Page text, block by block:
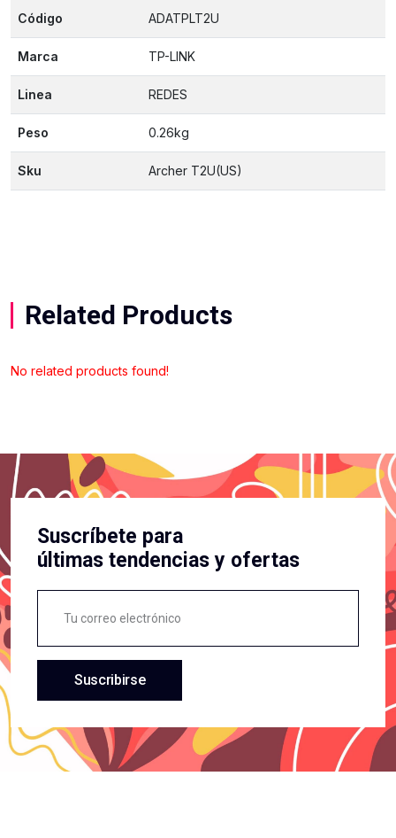
Código ADATPLT2U
Marca TP-LINK
Linea REDES
Peso 0.26kg
Sku Archer T2U(US)
Related Products
No related products found!
Suscríbete para
últimas tendencias y ofertas
Suscribirse